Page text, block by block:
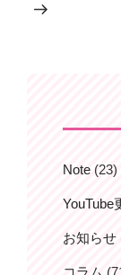
ゲ
稿
の
Note (23)
YouTube
お知らせ
コラム